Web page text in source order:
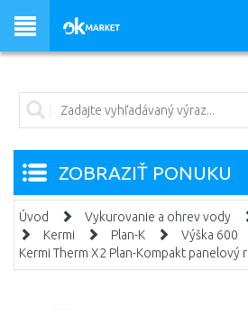
ZOBRAZIŤ PONUKU
Úvod Vykurovanie a ohrev vody
Kermi
Plan-K Výška 600
Kermi Therm X2 Plan-Kompakt